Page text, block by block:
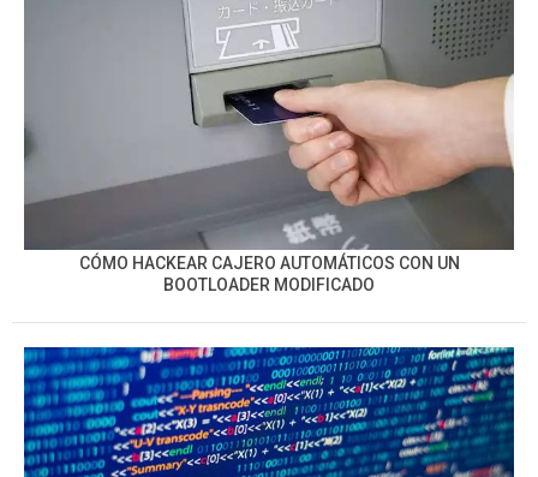
CÓMO HACKEAR CAJERO AUTOMÁTICOS CON UN
BOOTLOADER MODIFICADO